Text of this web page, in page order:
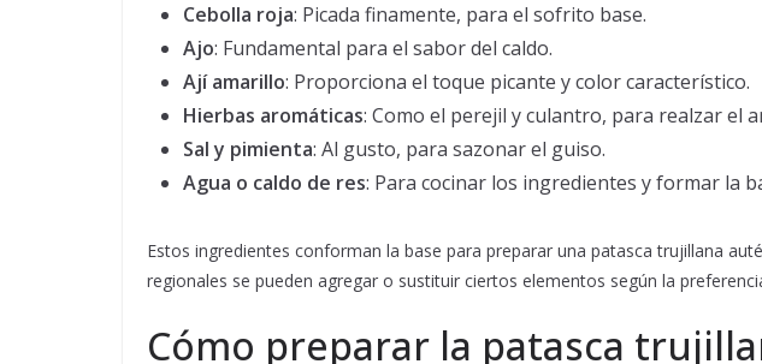
Cebolla roja: Picada finamente, para el sofrito base.
Ajo: Fundamental para el sabor del caldo.
Ají amarillo: Proporciona el toque picante y color característico.
Hierbas aromáticas: Como el perejil y culantro, para realzar el
Sal y pimienta: Al gusto, para sazonar el guiso.
Agua o caldo de res: Para cocinar los ingredientes y formar la
Estos ingredientes conforman la base para preparar una patasca trujillana
regionales se pueden agregar o sustituir ciertos elementos según la
Cómo preparar la patasca